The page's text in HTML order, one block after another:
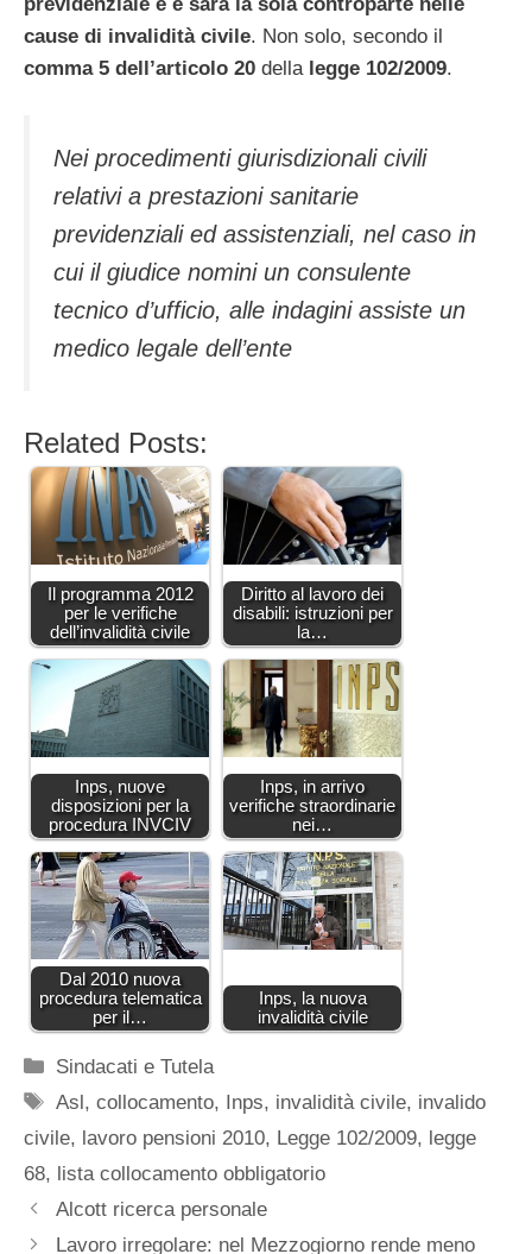
cause di invalidità civile. Non solo, secondo il
comma 5 dell’articolo 20 della legge 102/2009.
Nei procedimenti giurisdizionali civili
relativi a prestazioni sanitarie
previdenziali ed assistenziali, nel caso in
cui il giudice nomini un consulente
tecnico d’ufficio, alle indagini assiste un
medico legale dell’ente
Related Posts:
Il programma 2012
per le verifiche
dell’invalidità civile
Diritto al lavoro dei
disabili: istruzioni per
la…
Inps, nuove
disposizioni per la
procedura INVCIV
Inps, in arrivo
verifiche straordinarie
nei…
Dal 2010 nuova
procedura telematica
per il…
Inps, la nuova
invalidità civile
Categorie
Sindacati e Tutela
Tag
Asl ,collocamento, Inps, invalidità civile, invalido
civile, lavoro pensioni 2010, Legge 102/2009, legge
68, lista collocamento obbligatorio
Alcott ricerca personale
Lavoro irregolare: nel Mezzogiorno rende meno